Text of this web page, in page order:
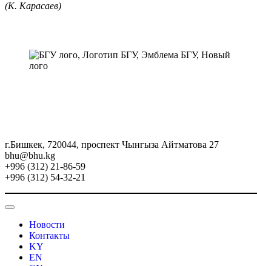
(К. Карасаев)
г.Бишкек, 720044, проспект Чынгыза Айтматова 27
bhu@bhu.kg
+996 (312) 21-86-59
+996 (312) 54-32-21
Новости
Контакты
KY
EN